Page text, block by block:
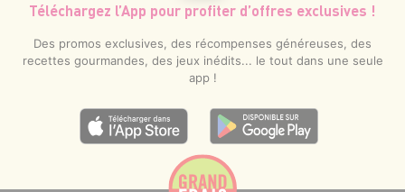
Téléchargez l’App pour profiter d’offres exclusives !
Des promos exclusives, des récompenses généreuses, des
recettes gourmandes, des jeux inédits... le tout dans une seule
app !